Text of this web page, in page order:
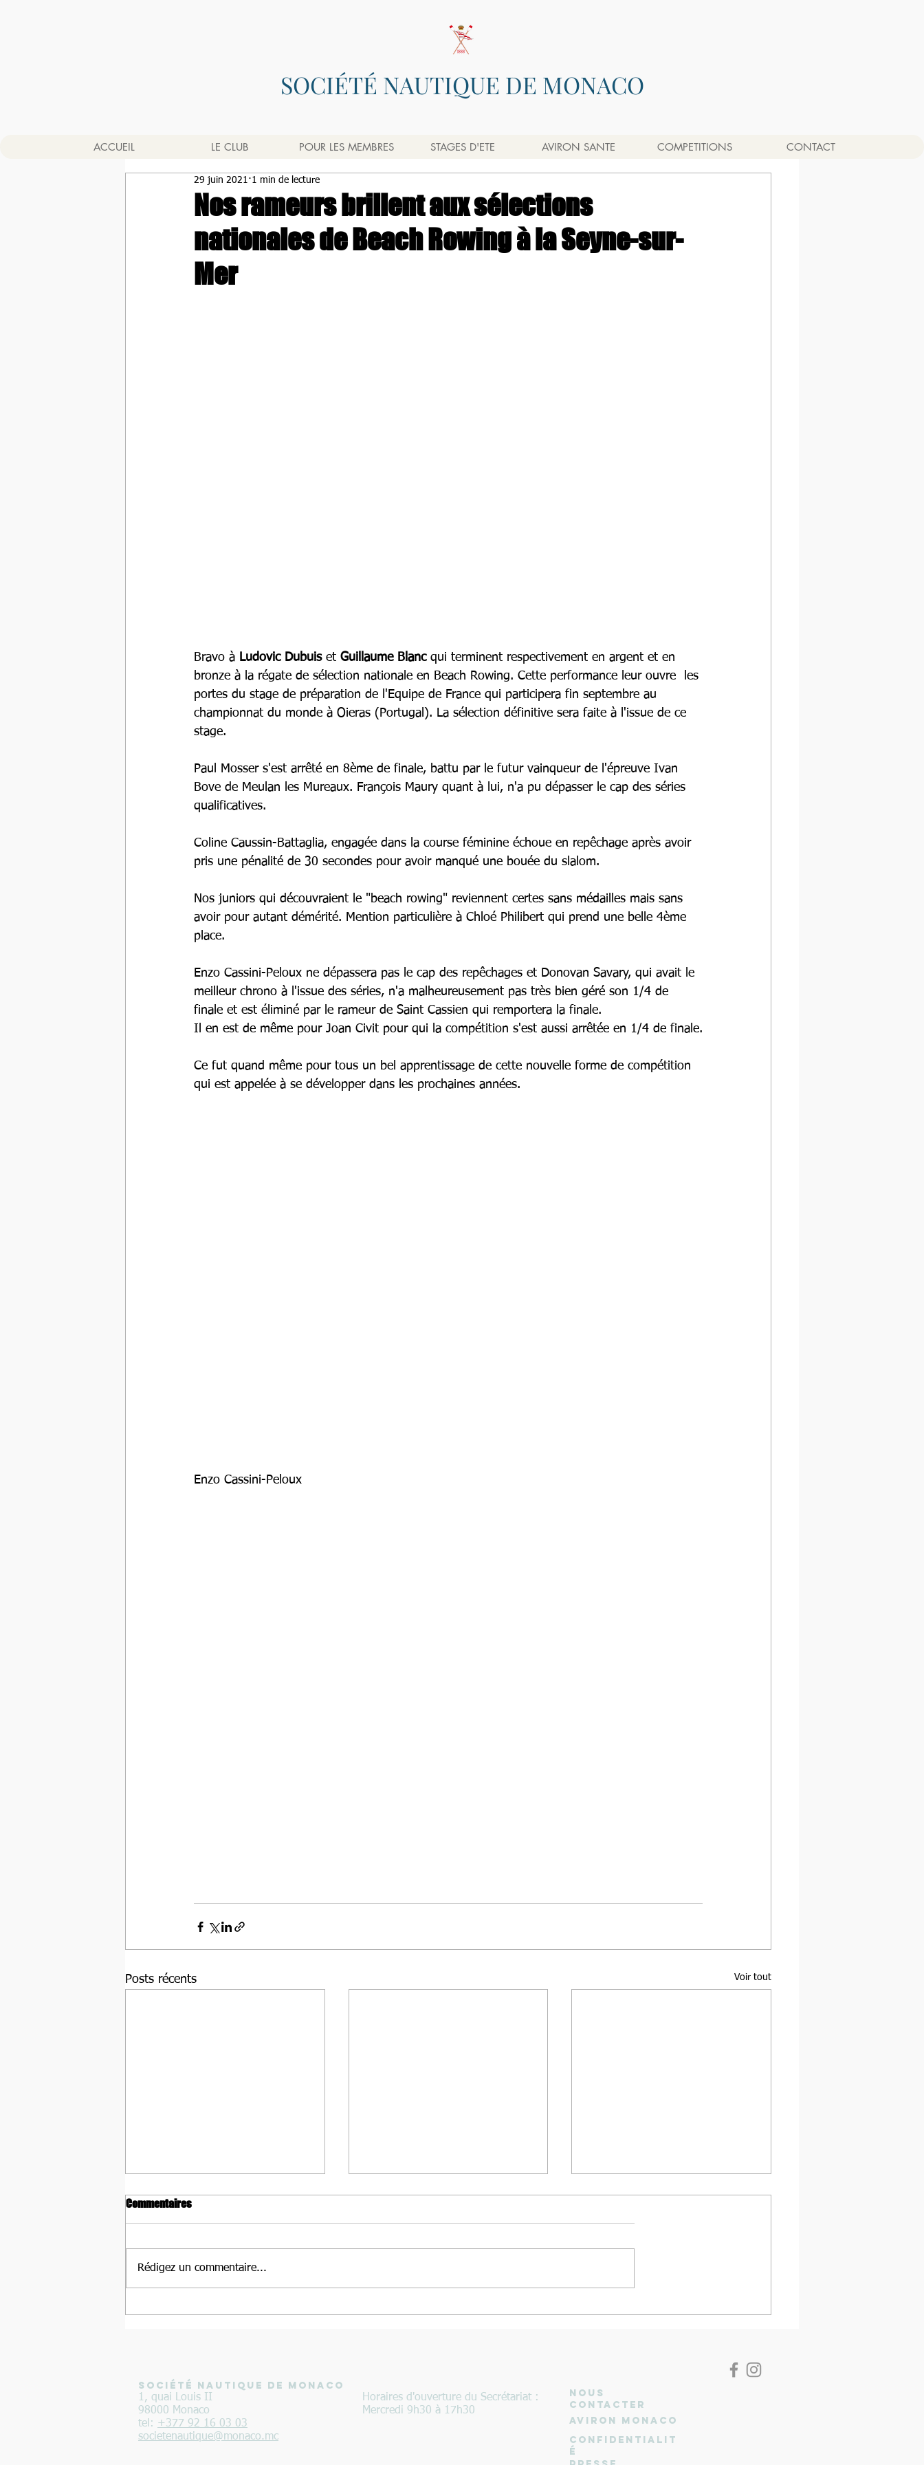
SOCIÉTÉ NAUTIQUE DE MONACO
ACCUEIL LE CLUB POUR LES MEMBRES STAGES D'ETE AVIRON SANTE COMPETITIONS CONTACT
Nos rameurs brillent aux sélections
nationales de Beach Rowing à la Seyne-sur-
Mer
29 juin 2021 1 min de lecture
Bravo à Ludovic Dubuis et Guillaume Blanc qui terminent respectivement en argent et en
bronze à la régate de sélection nationale en Beach Rowing. Cette performance leur ouvre  les
portes du stage de préparation de l'Equipe de France qui participera fin septembre au
championnat du monde à Oieras (Portugal). La sélection définitive sera faite à l'issue de ce
stage.
Paul Mosser s'est arrêté en 8ème de finale, battu par le futur vainqueur de l'épreuve Ivan
Bove de Meulan les Mureaux. François Maury quant à lui, n'a pu dépasser le cap des séries
qualificatives.
Coline Caussin-Battaglia, engagée dans la course féminine échoue en repêchage après avoir
pris une pénalité de 30 secondes pour avoir manqué une bouée du slalom.
Nos juniors qui découvraient le "beach rowing" reviennent certes sans médailles mais sans
avoir pour autant démérité. Mention particulière à Chloé Philibert qui prend une belle 4ème
place.
Enzo Cassini-Peloux ne dépassera pas le cap des repêchages et Donovan Savary, qui avait le
meilleur chrono à l'issue des séries, n'a malheureusement pas très bien géré son 1/4 de
finale et est éliminé par le rameur de Saint Cassien qui remportera la finale.
Il en est de même pour Joan Civit pour qui la compétition s'est aussi arrêtée en 1/4 de finale.
Ce fut quand même pour tous un bel apprentissage de cette nouvelle forme de compétition
qui est appelée à se développer dans les prochaines années.
Enzo Cassini-Peloux
Posts récents Voir tout
Commentaires
Rédigez un commentaire...
SOCIÉTÉ NAUTIQUE DE MONACO
1, quai Louis II
98000 Monaco
tel: +377 92 16 03 03
societenautique@monaco.mc
Horaires d'ouverture du Secrétariat :
Mercredi 9h30 à 17h30
NOUS
CONTACTER
Aviron Monaco
Confidentialit
é